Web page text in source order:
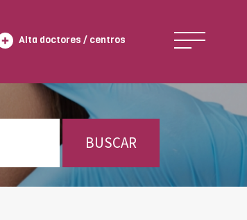
Alta doctores / centros
BUSCAR